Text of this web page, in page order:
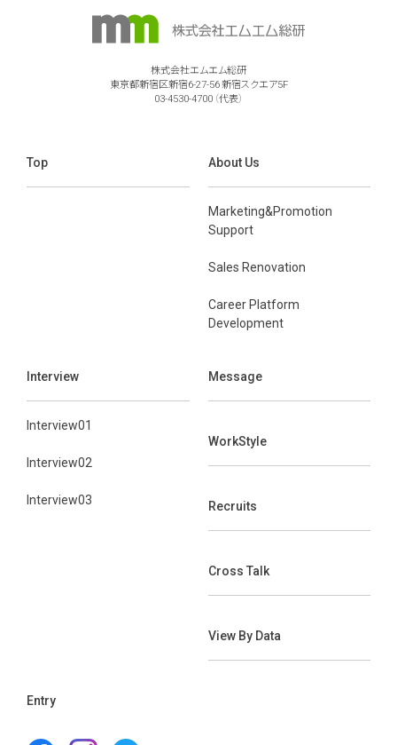
株式会社エムエム総研
東京都新宿区新宿6-27-56新宿スクエア5F
03-4530-4700 （代表）
Top About Us
Marketing&Promotion
Support
Sales Renovation
Career Platform
Development
Interview
Interview01
Interview02
Interview03
Message
WorkStyle
Recruits
Cross Talk
View By Data
Entry